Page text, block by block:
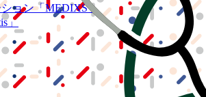
ョン「MEDIXS」
」